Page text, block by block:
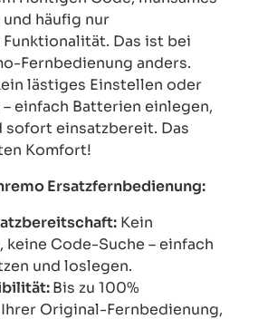
häufig nur
Das ist bei
Fernbedienung anders.
lästiges Einstellen oder
einfach Batterien einlegen,
sofort einsatzbereit. Das
Komfort!
Ersatzfernbedienung:
Kein
keine Code-Suche – einfach
und loslegen.
Bis zu 100%
Original-Fernbedienung,